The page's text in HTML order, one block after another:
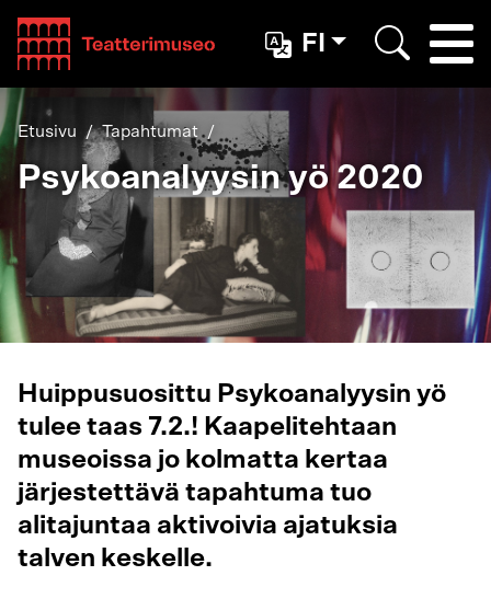
Teatterimuseo
FI
Etusivu Tapahtumat
Psykoanalyysin yö 2020
Huippusuosittu Psykoanalyysin yö
tulee taas 7.2.! Kaapelitehtaan
museoissa jo kolmatta kertaa
järjestettävä tapahtuma tuo
alitajuntaa aktivoivia ajatuksia
talven keskelle.